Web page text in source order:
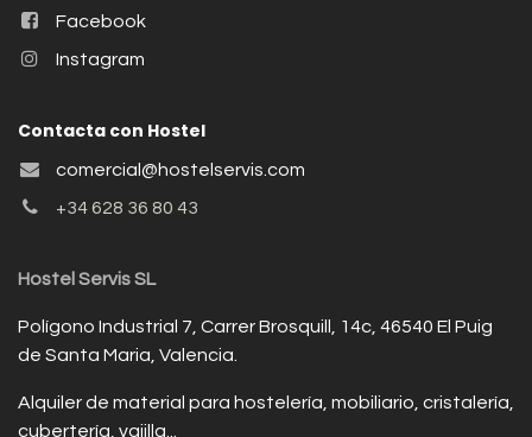
Facebook
Instagram
Contacta con Hostel
comercial@hostelservis.com
+34 628 36 80 43
Hostel Servis SL
Polígono Industrial 7, Carrer Brosquill, 14c, 46540 El Puig
de Santa Maria, Valencia.
Alquiler de material para hostelería, mobiliario, cristalería,
cubertería, vajilla...